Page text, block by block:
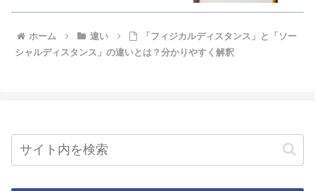
ホーム 違い
「フィジカルディスタンス」と「ソー
シャルディスタンス」の違いとは？分かりやすく解釈